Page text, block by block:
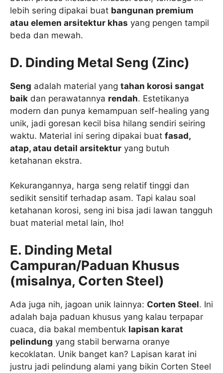
lebih sering dipakai buat bangunan premium
atau elemen arsitektur khas yang pengen tampil
beda dan mewah.
D. Dinding Metal Seng (Zinc)
Seng adalah material yang tahan korosi sangat
baik dan perawatannya rendah. Estetikanya
modern dan punya kemampuan self-healing yang
unik, jadi goresan kecil bisa hilang sendiri seiring
waktu. Material ini sering dipakai buat fasad,
atap, atau detail arsitektur yang butuh
ketahanan ekstra.
Kekurangannya, harga seng relatif tinggi dan
sedikit sensitif terhadap asam. Tapi kalau soal
ketahanan korosi, seng ini bisa jadi lawan tangguh
buat material metal lain, lho!
E. Dinding Metal
Campuran/Paduan Khusus
(misalnya, Corten Steel)
Ada juga nih, jagoan unik lainnya: Corten Steel. Ini
adalah baja paduan khusus yang kalau terpapar
cuaca, dia bakal membentuk lapisan karat
pelindung yang stabil berwarna oranye
kecoklatan. Unik banget kan? Lapisan karat ini
justru jadi pelindung alami yang bikin Corten Steel